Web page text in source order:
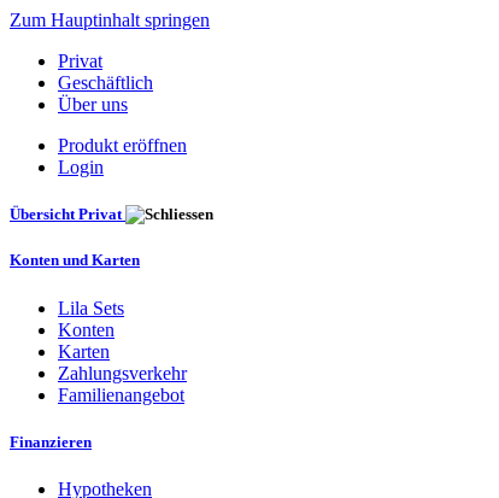
Zum Hauptinhalt springen
Privat
Geschäftlich
Über uns
Produkt eröffnen
Login
Übersicht Privat
Konten und Karten
Lila Sets
Konten
Karten
Zahlungsverkehr
Familienangebot
Finanzieren
Hypotheken